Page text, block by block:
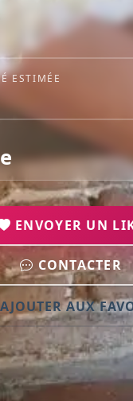
ESTIMÉE
ENVOYER UN
CONTACTER
AJOUTER AUX